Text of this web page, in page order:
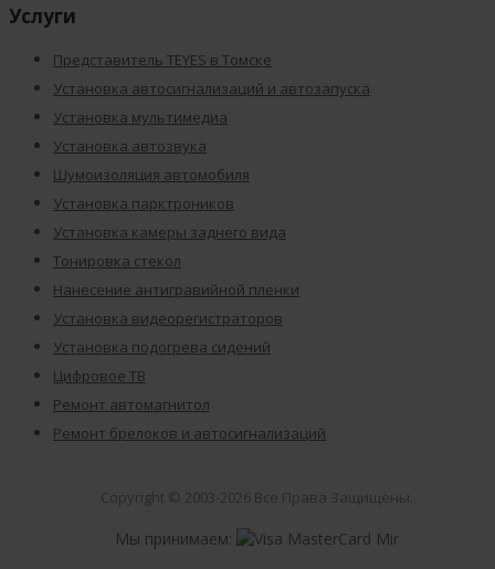
Услуги
Представитель TEYES в Томске
Установка автосигнализаций и автозапуска
Установка мультимедиа
Установка автозвука
Шумоизоляция автомобиля
Установка парктроников
Установка камеры заднего вида
Тонировка стекол
Нанесение антигравийной пленки
Установка видеорегистраторов
Установка подогрева сидений
Цифровое ТВ
Ремонт автомагнитол
Ремонт брелоков и автосигнализаций
Copyright © 2003-2026 Все Права Защищены.
Мы принимаем: